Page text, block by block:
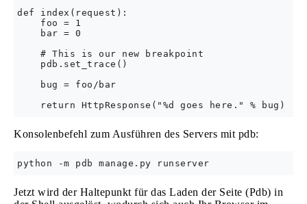
def index(request):
    foo = 1
    bar = 0
    # This is our new breakpoint
    pdb.set_trace()
    bug = foo/bar
Konsolenbefehl zum Ausführen des Servers mit pdb:
Jetzt wird der Haltepunkt für das Laden der Seite (Pdb) in